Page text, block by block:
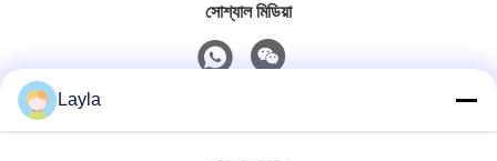
সোশ্যাল মিডিয়া
Layla